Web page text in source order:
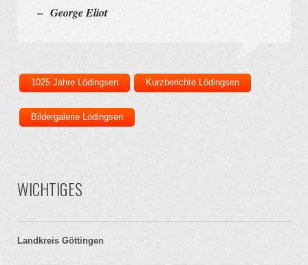
– George Eliot
1025 Jahre Lödingsen Kurzberichte Lödingsen
Bildergalerie Lödingsen
WICHTIGES
Landkreis Göttingen